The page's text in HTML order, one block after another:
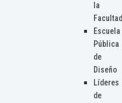
la
Facultad
Escuela
Pública
de
Diseño
Líderes
de